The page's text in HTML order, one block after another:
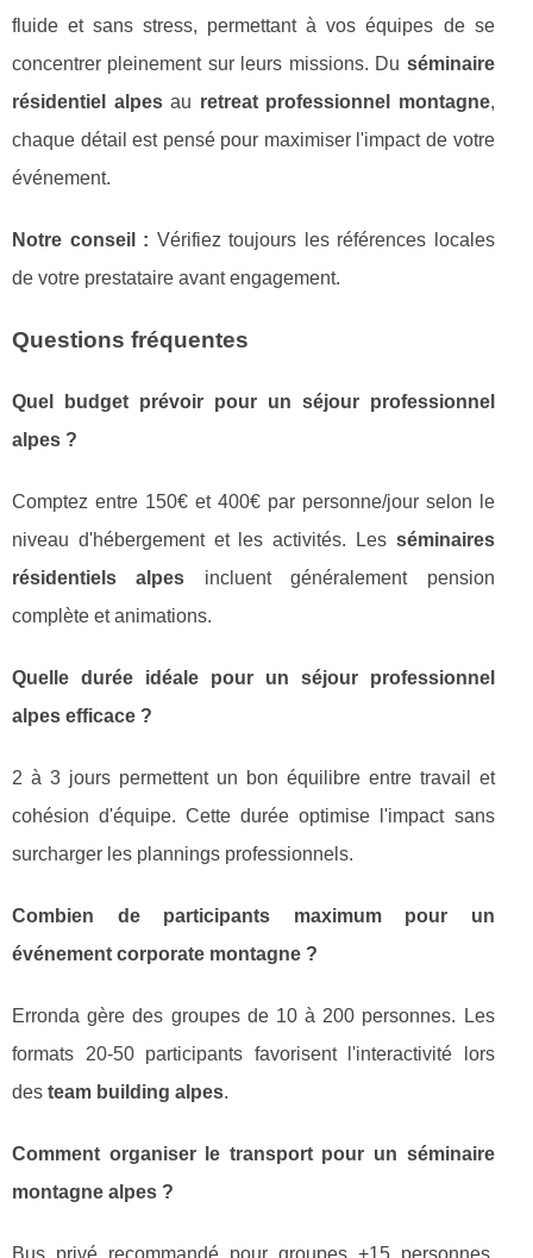
fluide et sans stress, permettant à vos équipes de se
concentrer pleinement sur leurs missions. Du séminaire
résidentiel alpesau retreat professionnel montagne,
chaque détail est pensé pour maximiser l'impact de votre
événement.
Notre conseil : Vérifiez toujours les références locales
de votre prestataire avant engagement.
Questions fréquentes
Quel budget prévoir pour un séjour professionnel
alpes ?
Comptez entre 150€ et 400€ par personne/jour selon le
niveau d'hébergement et les activités. Les séminaires
résidentiels alpes incluent généralement pension
complète et animations.
Quelle durée idéale pour un séjour professionnel
alpes efficace ?
2 à 3 jours permettent un bon équilibre entre travail et
cohésion d'équipe. Cette durée optimise l'impact sans
surcharger les plannings professionnels.
Combien de participants maximum pour un
événement corporate montagne ?
Erronda gère des groupes de 10 à 200 personnes. Les
formats 20-50 participants favorisent l'interactivité lors
des team building alpes.
Comment organiser le transport pour un séminaire
montagne alpes ?